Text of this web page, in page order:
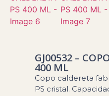
GJ00532 –
400 ML
Copo caldereta
PS cristal.